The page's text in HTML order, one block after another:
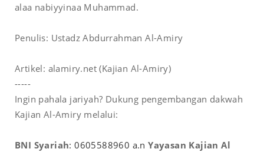
alaa nabiyyinaa Muhammad.
Penulis: Ustadz Abdurrahman Al-Amiry
Artikel: alamiry.net (Kajian Al-Amiry)
-----
Ingin pahala jariyah? Dukung pengembangan dakwah
Kajian Al-Amiry melalui:
BNI Syariah: 0605588960 a.nYayasan Kajian Al